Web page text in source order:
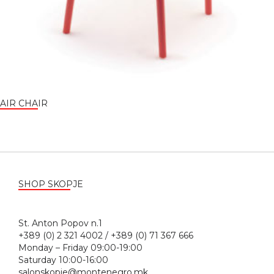
AIR CHAIR
SHOP SKOPJE
St. Anton Popov n.1
+389 (0) 2 321 4002 / +389 (0) 71 367 666
Monday – Friday 09:00-19:00
Saturday 10:00-16:00